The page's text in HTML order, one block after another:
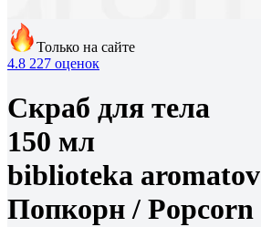
Только на сайте
4.8 227 оценок
Скраб для тела
150 мл
biblioteka aromatov
Попкорн / Popcorn